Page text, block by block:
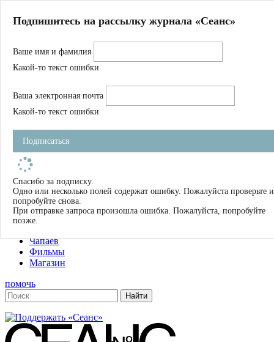
Магазин
Журнал
Школа
Устав
Фильмы
Имена
Тэги
О нас
Журнал
Книги
Чапаев
Фильмы
Магазин
помочь
Подпишитесь на рассылку журнала «Сеанс»
Ваше имя и фамилия
Какой-то текст ошибки
Ваша электронная почта
Какой-то текст ошибки
Подписаться
Спасибо за подписку.
Одно или несколько полей содержат ошибку. Пожалуйста проверьте и
попробуйте снова.
При отправке запроса произошла ошибка. Пожалуйста, попробуйте
позже.